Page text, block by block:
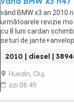
vând BMW x3 an 2010
următoarele revizie
cu 8 luni cardan
seturi de
2010 | diesel |
Huedin, Cluj
azi 06:49